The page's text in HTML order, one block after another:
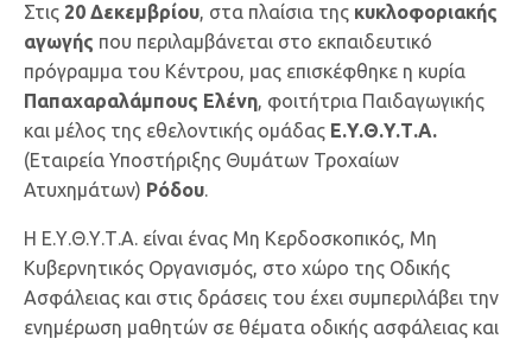
Στις 20 Δεκεμβρίου, στα πλαίσια της κυκλοφοριακής
αγωγής που περιλαμβάνεται στο εκπαιδευτικό
πρόγραμμα του Κέντρου, μας επισκέφθηκε η κυρία
Παπαχαραλάμπους Ελένη, φοιτήτρια Παιδαγωγικής
και μέλος της εθελοντικής ομάδας Ε.Υ.Θ.Υ.Τ.Α.
(Εταιρεία Υποστήριξης Θυμάτων Τροχαίων
Ατυχημάτων) Ρόδου.
Η Ε.Υ.Θ.Υ.Τ.Α. είναι ένας Μη Κερδοσκοπικός, Μη
Κυβερνητικός Οργανισμός, στο χώρο της Οδικής
Ασφάλειας και στις δράσεις του έχει συμπεριλάβει την
ενημέρωση μαθητών σε θέματα οδικής ασφάλειας και